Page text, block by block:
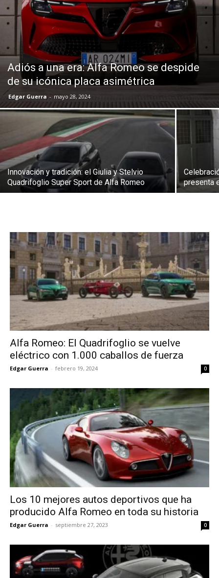
Adiós a una era: Alfa Romeo se despide
de su icónica placa asimétrica
Edgar Guerra - mayo 28, 2024
Innovación y tradición: el Giulia y Stelvio
Quadrifoglio Super Sport de Alfa Romeo
presenta
Alfa Romeo: El Quadrifoglio se vuelve
eléctrico con 1.000 caballos de fuerza
Edgar Guerra - febrero 19, 2024 0
Los 10 mejores autos deportivos que ha
producido Alfa Romeo en toda su historia
Edgar Guerra - septiembre 27, 2023 0